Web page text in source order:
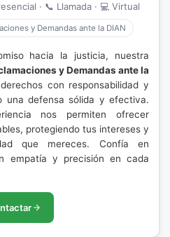
· 📞 Llamada · 💻 Virtual
y Demandas ante la DIAN
hacia la justicia, nuestra
y Demandas ante la
con responsabilidad y
una defensa sólida y efectiva.
nos permiten ofrecer
protegiendo tus intereses y
que mereces. Confía en
empatía y precisión en cada